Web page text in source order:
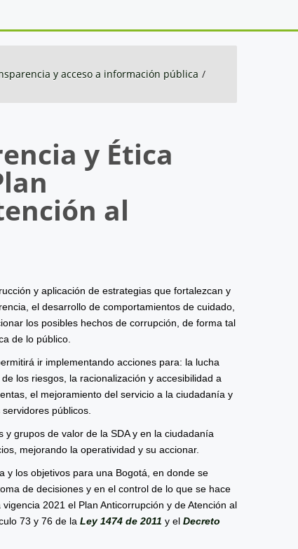
y acceso a información pública /
y Ética
al
y aplicación de estrategias que fortalezcan y
el desarrollo de comportamientos de cuidado,
los posibles hechos de corrupción, de forma tal
de lo público.
ir implementando acciones para: la lucha
los riesgos, la racionalización y accesibilidad a
el mejoramiento del servicio a la ciudadanía y
públicos.
grupos de valor de la SDA y en la ciudadanía
mejorando la operatividad y su accionar.
y los objetivos para una Bogotá, en donde se
de decisiones y en el control de lo que se hace
2021 el Plan Anticorrupción y de Atención al
73 y 76 de la Ley 1474 de 2011 y el Decreto